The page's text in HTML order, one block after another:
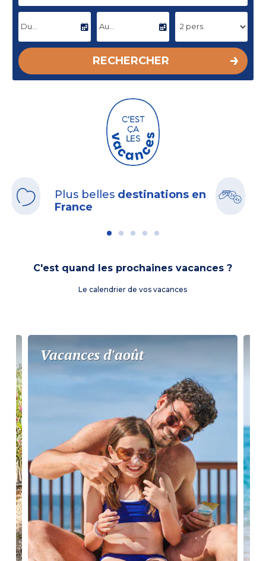
RECHERCHER
Plus belles destinations en
France
C'est quand les prochaines vacances ?
Le calendrier de vos vacances
Vacances d'août